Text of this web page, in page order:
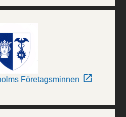
Företagsminnen